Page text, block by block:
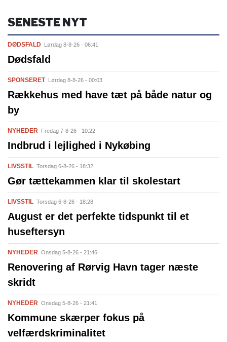
SENESTE NYT
DØDSFALD Lørdag 8-8-26 - 06:41
Dødsfald
SPONSERET Lørdag 8-8-26 - 00:03
Rækkehus med have tæt på både natur og
by
NYHEDER Fredag 7-8-26 - 10:22
Indbrud i lejlighed i Nykøbing
LIVSSTIL Torsdag 6-8-26 - 18:32
Gør tættekammen klar til skolestart
LIVSSTIL Torsdag 6-8-26 - 18:28
August er det perfekte tidspunkt til et
huseftersyn
NYHEDER Onsdag 5-8-26 - 21:46
Renovering af Rørvig Havn tager næste
skridt
NYHEDER Onsdag 5-8-26 - 21:41
Kommune skærper fokus på
velfærdskriminalitet